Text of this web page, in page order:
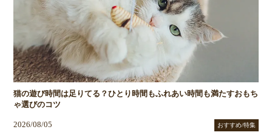
猫の遊び時間は足りてる？ひとり時間もふれあい時間も満たすおもち
ゃ選びのコツ
2026/08/05 おすすめ/特集